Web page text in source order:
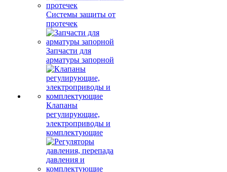
Системы защиты от
протечек
Запчасти для
арматуры запорной
Клапаны
регулирующие,
электроприводы и
комплектующие